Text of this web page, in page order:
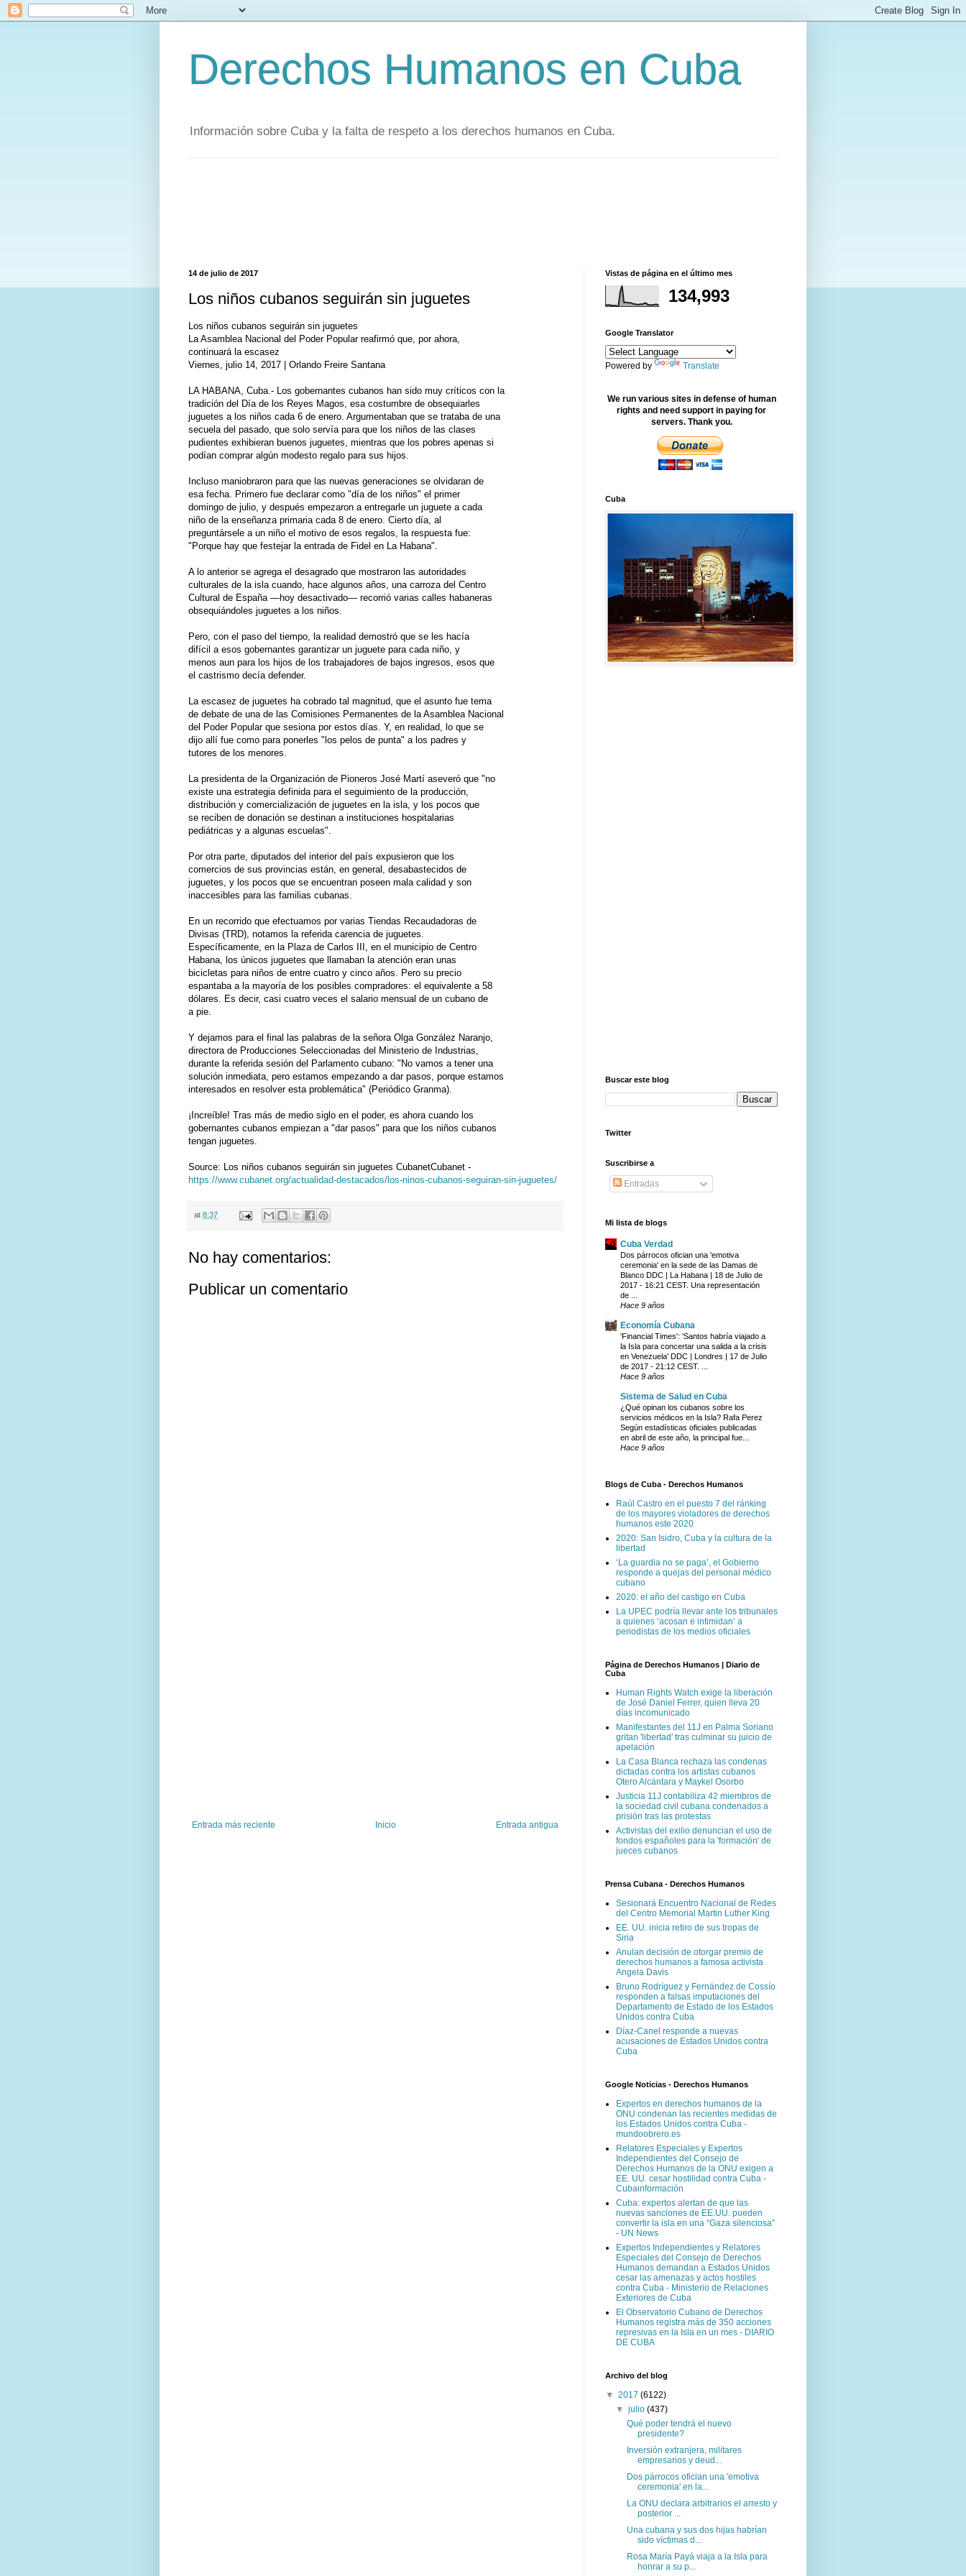
Derechos Humanos en Cuba
Información sobre Cuba y la falta de respeto a los derechos humanos en Cuba.
14 de julio de 2017
Los niños cubanos seguirán sin juguetes
Los niños cubanos seguirán sin juguetes
La Asamblea Nacional del Poder Popular reafirmó que, por ahora,
continuará la escasez
Viernes, julio 14, 2017 | Orlando Freire Santana
LA HABANA, Cuba.- Los gobernantes cubanos han sido muy críticos con la
tradición del Día de los Reyes Magos, esa costumbre de obsequiarles
juguetes a los niños cada 6 de enero. Argumentaban que se trataba de una
secuela del pasado, que solo servía para que los niños de las clases
pudientes exhibieran buenos juguetes, mientras que los pobres apenas si
podían comprar algún modesto regalo para sus hijos.
Incluso maniobraron para que las nuevas generaciones se olvidaran de
esa fecha. Primero fue declarar como "día de los niños" el primer
domingo de julio, y después empezaron a entregarle un juguete a cada
niño de la enseñanza primaria cada 8 de enero. Cierto día, al
preguntársele a un niño el motivo de esos regalos, la respuesta fue:
"Porque hay que festejar la entrada de Fidel en La Habana".
A lo anterior se agrega el desagrado que mostraron las autoridades
culturales de la isla cuando, hace algunos años, una carroza del Centro
Cultural de España —hoy desactivado— recorrió varias calles habaneras
obsequiándoles juguetes a los niños.
Pero, con el paso del tiempo, la realidad demostró que se les hacía
difícil a esos gobernantes garantizar un juguete para cada niño, y
menos aun para los hijos de los trabajadores de bajos ingresos, esos que
el castrismo decía defender.
La escasez de juguetes ha cobrado tal magnitud, que el asunto fue tema
de debate de una de las Comisiones Permanentes de la Asamblea Nacional
del Poder Popular que sesiona por estos días. Y, en realidad, lo que se
dijo allí fue como para ponerles "los pelos de punta" a los padres y
tutores de los menores.
La presidenta de la Organización de Pioneros José Martí aseveró que "no
existe una estrategia definida para el seguimiento de la producción,
distribución y comercialización de juguetes en la isla, y los pocos que
se reciben de donación se destinan a instituciones hospitalarias
pediátricas y a algunas escuelas".
Por otra parte, diputados del interior del país expusieron que los
comercios de sus provincias están, en general, desabastecidos de
juguetes, y los pocos que se encuentran poseen mala calidad y son
inaccesibles para las familias cubanas.
En un recorrido que efectuamos por varias Tiendas Recaudadoras de
Divisas (TRD), notamos la referida carencia de juguetes.
Específicamente, en la Plaza de Carlos III, en el municipio de Centro
Habana, los únicos juguetes que llamaban la atención eran unas
bicicletas para niños de entre cuatro y cinco años. Pero su precio
espantaba a la mayoría de los posibles compradores: el equivalente a 58
dólares. Es decir, casi cuatro veces el salario mensual de un cubano de
a pie.
Y dejamos para el final las palabras de la señora Olga González Naranjo,
directora de Producciones Seleccionadas del Ministerio de Industrias,
durante la referida sesión del Parlamento cubano: "No vamos a tener una
solución inmediata, pero estamos empezando a dar pasos, porque estamos
interesados en resolver esta problemática" (Periódico Granma).
¡Increíble! Tras más de medio siglo en el poder, es ahora cuando los
gobernantes cubanos empiezan a "dar pasos" para que los niños cubanos
tengan juguetes.
Source: Los niños cubanos seguirán sin juguetes CubanetCubanet -
https://www.cubanet.org/actualidad-destacados/los-ninos-cubanos-seguiran-sin-juguetes/
at 8:37
No hay comentarios:
Publicar un comentario
Entrada más reciente Entrada antigua
Inicio
Vistas de página en el último mes
134,993
Google Translator
Powered by Translate
We run various sites in defense of human
rights and need support in paying for
servers. Thank you.
Cuba
Buscar este blog
Twitter
Suscribirse a
Entradas
Mi lista de blogs
Cuba Verdad
Dos párrocos ofician una 'emotiva
ceremonia' en la sede de las Damas de
Blanco DDC | La Habana | 18 de Julio de
2017 - 16:21 CEST. Una representación
de ...
Hace 9 años
Economía Cubana
'Financial Times': 'Santos habría viajado a
la Isla para concertar una salida a la crisis
en Venezuela' DDC | Londres | 17 de Julio
de 2017 - 21:12 CEST. ...
Hace 9 años
Sistema de Salud en Cuba
¿Qué opinan los cubanos sobre los
servicios médicos en la Isla? Rafa Perez
Según estadísticas oficiales publicadas
en abril de este año, la principal fue...
Hace 9 años
Blogs de Cuba - Derechos Humanos
Raúl Castro en el puesto 7 del ránking
de los mayores violadores de derechos
humanos este 2020
2020: San Isidro, Cuba y la cultura de la
libertad
‘La guardia no se paga’, el Gobierno
responde a quejas del personal médico
cubano
2020: el año del castigo en Cuba
La UPEC podría llevar ante los tribunales
a quienes ‘acosan e intimidan’ a
periodistas de los medios oficiales
Página de Derechos Humanos | Diario de
Cuba
Human Rights Watch exige la liberación
de José Daniel Ferrer, quien lleva 20
días incomunicado
Manifestantes del 11J en Palma Soriano
gritan 'libertad' tras culminar su juicio de
apelación
La Casa Blanca rechaza las condenas
dictadas contra los artistas cubanos
Otero Alcántara y Maykel Osorbo
Justicia 11J contabiliza 42 miembros de
la sociedad civil cubana condenados a
prisión tras las protestas
Activistas del exilio denuncian el uso de
fondos españoles para la 'formación' de
jueces cubanos
Prensa Cubana - Derechos Humanos
Sesionará Encuentro Nacional de Redes
del Centro Memorial Martin Luther King
EE. UU. inicia retiro de sus tropas de
Siria
Anulan decisión de otorgar premio de
derechos humanos a famosa activista
Angela Davis
Bruno Rodríguez y Fernández de Cossío
responden a falsas imputaciones del
Departamento de Estado de los Estados
Unidos contra Cuba
Díaz-Canel responde a nuevas
acusaciones de Estados Unidos contra
Cuba
Google Noticias - Derechos Humanos
Expertos en derechos humanos de la
ONU condenan las recientes medidas de
los Estados Unidos contra Cuba -
mundoobrero.es
Relatores Especiales y Expertos
Independientes del Consejo de
Derechos Humanos de la ONU exigen a
EE. UU. cesar hostilidad contra Cuba -
Cubainformación
Cuba: expertos alertan de que las
nuevas sanciones de EE.UU. pueden
convertir la isla en una “Gaza silenciosa”
- UN News
Expertos Independientes y Relatores
Especiales del Consejo de Derechos
Humanos demandan a Estados Unidos
cesar las amenazas y actos hostiles
contra Cuba - Ministerio de Relaciones
Exteriores de Cuba
El Observatorio Cubano de Derechos
Humanos registra más de 350 acciones
represivas en la Isla en un mes - DIARIO
DE CUBA
Archivo del blog
▼ 2017 (6122)
▼julio(437)
Qué poder tendrá el nuevo
presidente?
Inversión extranjera, militares
empresarios y deud...
Dos párrocos ofician una 'emotiva
ceremonia' en la...
La ONU declara arbitrarios el arresto y
posterior ...
Una cubana y sus dos hijas habrían
sido víctimas d...
Rosa María Payá viaja a la Isla para
honrar a su p...